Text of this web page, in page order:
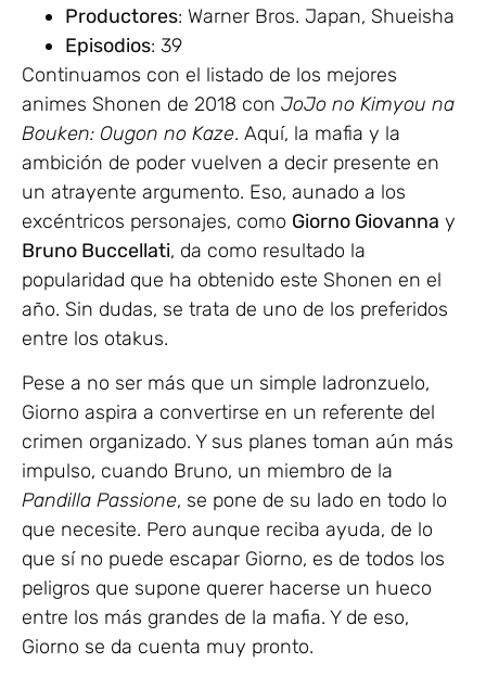
Productores: Warner Bros. Japan, Shueisha
Episodios: 39
Continuamos con el listado de los mejores
animes Shonen de 2018 con JoJo no Kimyou na
Bouken: Ougon no Kaze. Aquí, la mafia y la
ambición de poder vuelven a decir presente en
un atrayente argumento. Eso, aunado a los
excéntricos personajes, como Giorno Giovanna y
Bruno Buccellati, da como resultado la
popularidad que ha obtenido este Shonen en el
año. Sin dudas, se trata de uno de los preferidos
entre los otakus.
Pese a no ser más que un simple ladronzuelo,
Giorno aspira a convertirse en un referente del
crimen organizado. Y sus planes toman aún más
impulso, cuando Bruno, un miembro de la
Pandilla Passione, se pone de su lado en todo lo
que necesite. Pero aunque reciba ayuda, de lo
que sí no puede escapar Giorno, es de todos los
peligros que supone querer hacerse un hueco
entre los más grandes de la mafia. Y de eso,
Giorno se da cuenta muy pronto.